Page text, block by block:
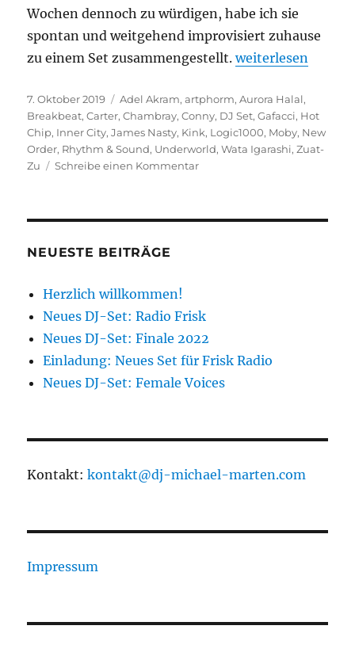
Wochen dennoch zu würdigen, habe ich sie
spontan und weitgehend improvisiert zuhause
zu einem Set zusammengestellt.„Neues DJ-Set:
weiterlesen
Veröffentlicht
am
7. Oktober 2019 Kategorien
Adel Akram,artphorm,Aurora Halal,
Breakbeat,Carter,Chambray,Conny, DJ Set,Gafacci, Hot
Chip, Inner City,James Nasty, Kink, Logic1000, Moby, New
Order, Rhythm & Sound, Underworld,Wata Igarashi,Zuat-
Zu
Schreibe einen Kommentarzu
NEUESTE BEITRÄGE
Herzlich willkommen!
Neues DJ-Set: Radio Frisk
Neues DJ-Set: Finale 2022
Einladung: Neues Set für Frisk Radio
Neues DJ-Set: Female Voices
Kontakt:kontakt@dj-michael-marten.com
Impressum